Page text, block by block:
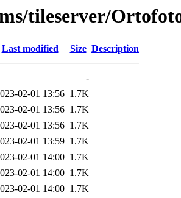
tileserver/
Last modified Size Description
-
02-01 13:56 1.7K
02-01 13:56 1.7K
02-01 13:56 1.7K
02-01 13:59 1.7K
02-01 14:00 1.7K
02-01 14:00 1.7K
02-01 14:00 1.7K